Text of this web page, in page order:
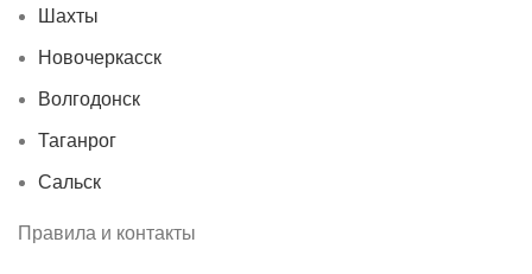
Шахты
Новочеркасск
Волгодонск
Таганрог
Сальск
Правила и контакты